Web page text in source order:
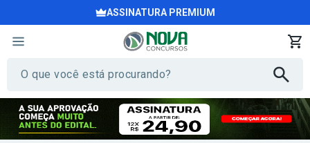
ASSINATURA PREMIUM